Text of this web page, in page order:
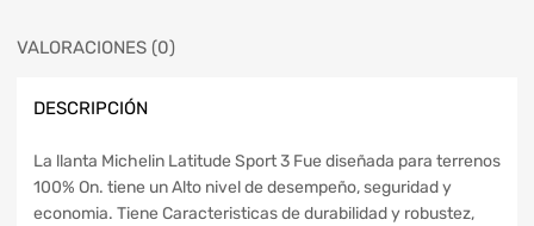
VALORACIONES (0)
DESCRIPCIÓN
La llanta Michelin Latitude Sport 3 Fue diseñada para terrenos
100% On. tiene un Alto nivel de desempeño, seguridad y
economia. Tiene Caracteristicas de durabilidad y robustez,